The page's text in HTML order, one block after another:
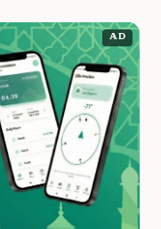
AD